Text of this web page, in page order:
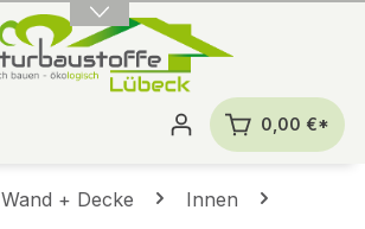
0,00 €*
Wand + Decke
Innen